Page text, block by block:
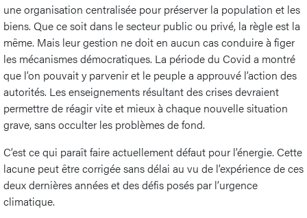
une organisation centralisée pour préserver la population et les
biens. Que ce soit dans le secteur public ou privé, la règle est la
même. Mais leur gestion ne doit en aucun cas conduire à figer
les mécanismes démocratiques. La période du Covid a montré
que l’on pouvait y parvenir et le peuple a approuvé l’action des
autorités. Les enseignements résultant des crises devraient
permettre de réagir vite et mieux à chaque nouvelle situation
grave, sans occulter les problèmes de fond.
C’est ce qui paraît faire actuellement défaut pour l’énergie. Cette
lacune peut être corrigée sans délai au vu de l’expérience de ces
deux dernières années et des défis posés par l’urgence
climatique.